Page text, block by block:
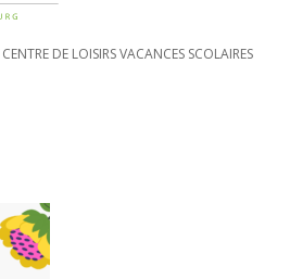
CENTRE DE LOISIRS VACANCES SCOLAIRES